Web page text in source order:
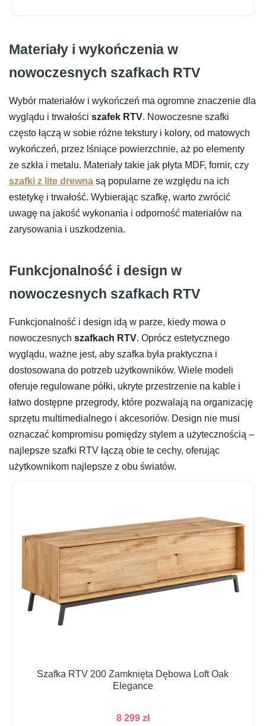
Materiały i wykończenia w
nowoczesnych szafkach RTV
Wybór materiałów i wykończeń ma ogromne znaczenie dla
wyglądu i trwałości szafek RTV. Nowoczesne szafki
często łączą w sobie różne tekstury i kolory, od matowych
wykończeń, przez lśniące powierzchnie, aż po elementy
ze szkła i metalu. Materiały takie jak płyta MDF, fornir, czy
szafki z lite drewna są popularne ze względu na ich
estetykę i trwałość. Wybierając szafkę, warto zwrócić
uwagę na jakość wykonania i odporność materiałów na
zarysowania i uszkodzenia.
Funkcjonalność i design w
nowoczesnych szafkach RTV
Funkcjonalność i design idą w parze, kiedy mowa o
nowoczesnych szafkach RTV. Oprócz estetycznego
wyglądu, ważne jest, aby szafka była praktyczna i
dostosowana do potrzeb użytkowników. Wiele modeli
oferuje regulowane półki, ukryte przestrzenie na kable i
łatwo dostępne przegrody, które pozwalają na organizację
sprzętu multimedialnego i akcesoriów. Design nie musi
oznaczać kompromisu pomiędzy stylem a użytecznością –
najlepsze szafki RTV łączą obie te cechy, oferując
użytkownikom najlepsze z obu światów.
Szafka RTV 200 Zamknięta Dębowa Loft Oak
Elegance
8 299 zł